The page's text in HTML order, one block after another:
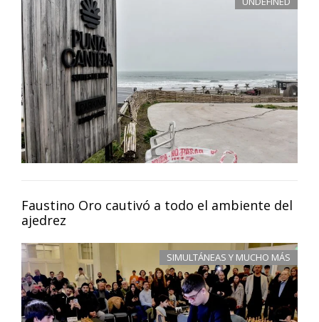
Faustino Oro cautivó a todo el ambiente del
ajedrez
SIMULTÁNEAS Y MUCHO MÁS